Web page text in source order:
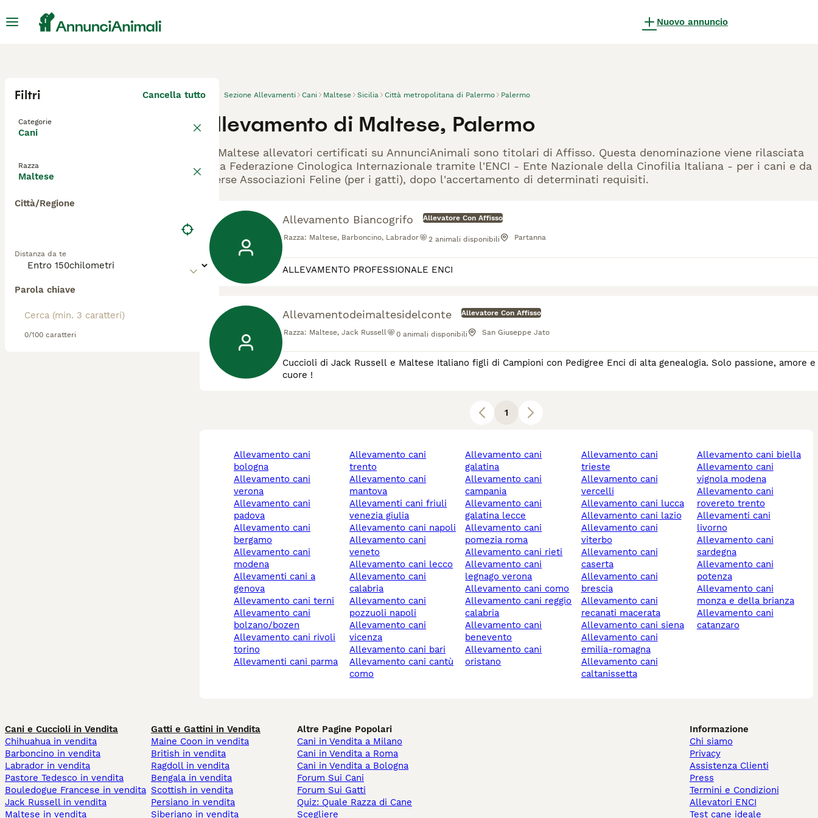
Nuovo annuncio
Filtri Cancella tutto
Categorie
Cani
Razza
Maltese
Città/Regione
Distanza da te
Parola chiave
0/100 caratteri
Sezione Allevamenti Cani Maltese Sicilia Città metropolitana di Palermo Palermo
Allevamento di Maltese, Palermo
Gli Maltese allevatori certificati su AnnunciAnimali sono titolari di Affisso. Questa denominazione viene rilasciata
dalla Federazione Cinologica Internazionale tramite l'ENCI - Ente Nazionale della Cinofilia Italiana - per i cani e da
diverse Associazioni Feline (per i gatti), dopo l'accertamento di determinati requisiti.
Allevamento Biancogrifo Allevatore Con Affisso
Razza: Maltese, Barboncino, Labrador 2 animali disponibili Partanna
ALLEVAMENTO PROFESSIONALE ENCI
Allevamentodeimaltesidelconte Allevatore Con Affisso
Razza: Maltese, Jack Russell 0 animali disponibili San Giuseppe Jato
Cuccioli di Jack Russell e Maltese Italiano figli di Campioni con Pedigree Enci di alta genealogia. Solo passione, amore e
cuore !
1
allevamento cani
bologna
allevamento cani
verona
allevamento cani
padova
allevamento cani
bergamo
allevamento cani
modena
allevamenti cani a
genova
allevamento cani terni
allevamento cani
bolzano/bozen
allevamento cani rivoli
torino
allevamenti cani parma
allevamento cani
trento
allevamento cani
mantova
allevamenti cani friuli
venezia giulia
allevamento cani napoli
allevamento cani
veneto
allevamento cani lecco
allevamento cani
calabria
allevamento cani
pozzuoli napoli
allevamento cani
vicenza
allevamento cani bari
allevamento cani cantù
como
allevamento cani
galatina
allevamento cani
campania
allevamento cani
galatina lecce
allevamento cani
pomezia roma
allevamento cani rieti
allevamento cani
legnago verona
allevamento cani como
allevamento cani reggio
calabria
allevamento cani
benevento
allevamento cani
oristano
allevamento cani
trieste
allevamento cani
vercelli
allevamento cani lucca
allevamento cani lazio
allevamento cani
viterbo
allevamento cani
caserta
allevamento cani
brescia
allevamento cani
recanati macerata
allevamento cani siena
allevamento cani
emilia-romagna
allevamento cani
caltanissetta
allevamento cani biella
allevamento cani
vignola modena
allevamento cani
rovereto trento
allevamenti cani
livorno
allevamento cani
sardegna
allevamento cani
potenza
allevamento cani
monza e della brianza
allevamento cani
catanzaro
Cani e Cuccioli in Vendita
Chihuahua in vendita
Barboncino in vendita
Labrador in vendita
Pastore Tedesco in vendita
Bouledogue Francese in vendita
Jack Russell in vendita
Maltese in vendita
Gatti e Gattini in Vendita
Maine Coon in vendita
British in vendita
Ragdoll in vendita
Bengala in vendita
Scottish in vendita
Persiano in vendita
Siberiano in vendita
Altre Pagine Popolari
Cani in Vendita a Milano
Cani in Vendita a Roma
Cani in Vendita a Bologna
Forum Sui Cani
Forum Sui Gatti
Quiz: Quale Razza di Cane
Scegliere
Informazione
Chi siamo
Privacy
Assistenza Clienti
Press
Termini e Condizioni
Allevatori ENCI
Test cane ideale